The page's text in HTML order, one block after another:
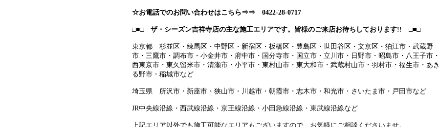
☆お電話でのお問い合わせはこちら⇒⇒ 0422-28-0717
□■□ ザ・シーズン吉祥寺店の主な施工エリアです。皆様のご来店お待ちしております!! □■□
東京都 杉並区・練馬区・中野区・新宿区・板橋区・豊島区・世田谷区・文京区・狛江市・武蔵野
市・三鷹市・調布市・小金井市・府中市・国分寺市・国立市・立川市・日野市・昭島市・八王子市・
西東京市・東久留米市・清瀬市・小平市・東村山市・東大和市・武蔵村山市・羽村市・福生市・あき
る野市・稲城市など
埼玉県 所沢市・新座市・狭山市・川越市・朝霞市・志木市・和光市・さいたま市・戸田市など
JR中央線沿線・西武線沿線・京王線沿線・小田急線沿線・東武線沿線など
上記エリア以外でも施工可能なエリアもございますので、お気軽にご相談くださいませ。